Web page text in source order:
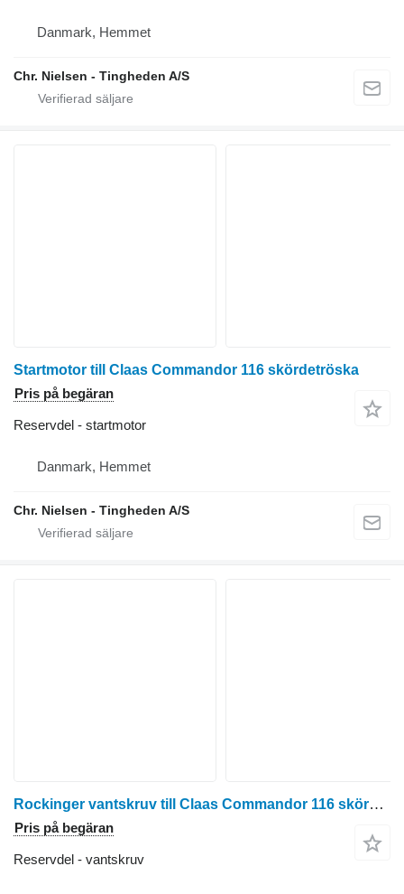
Danmark, Hemmet
Chr. Nielsen - Tingheden A/S
Startmotor till Claas Commandor 116 skördetröska
Pris på begäran
Reservdel - startmotor
Danmark, Hemmet
Chr. Nielsen - Tingheden A/S
Rockinger vantskruv till Claas Commandor 116 skördetröska
Pris på begäran
Reservdel - vantskruv